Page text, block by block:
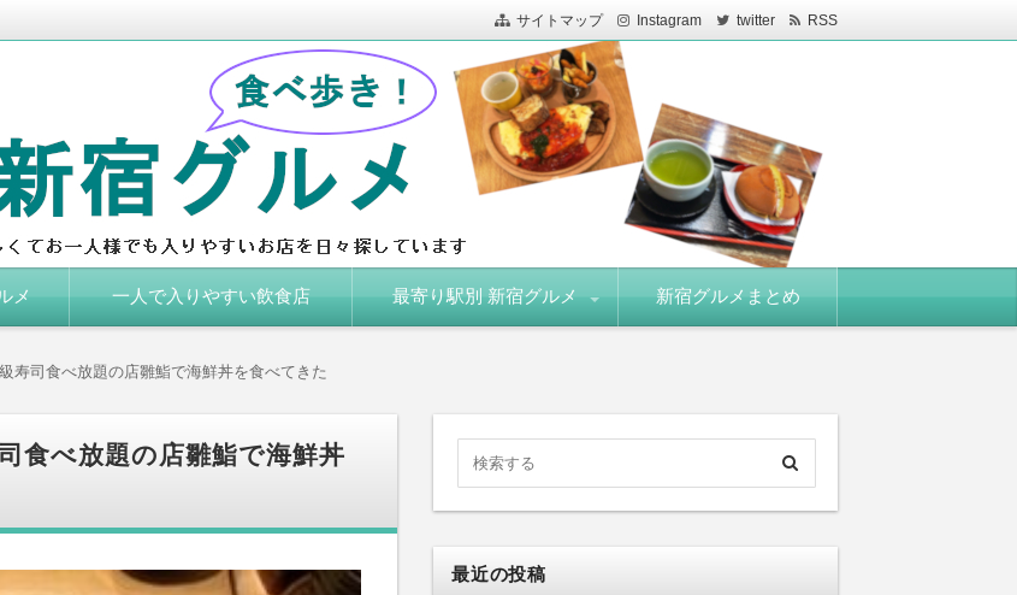
サイトマップ Instagram twitter RSS
人様でも入りやすいお店を日々探しています。
メ 一人で入りやすい飲食店 最寄り駅別 新宿グルメ 新宿グルメまとめ
寿司食べ放題の店雛鮨で海鮮丼を食べてきた
食べ放題の店雛鮨で海鮮丼
最近の投稿